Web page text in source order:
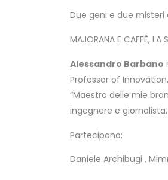
Due geni e due misteri
MAJORANA E CAFFÈ, LA
Alessandro Barbano
Professor of
“Maestro delle mie
ingegnere e
Partecipano:
Daniele Archibugi ,